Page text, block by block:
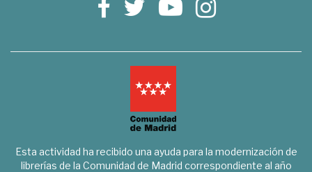
Esta actividad ha recibido una ayuda para la modernización de
librerías de la Comunidad de Madrid correspondiente al año